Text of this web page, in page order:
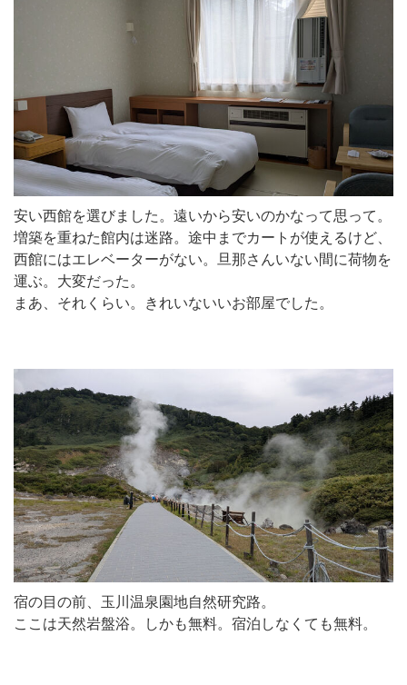
安い西館を選びました。遠いから安いのかなって思って。
増築を重ねた館内は迷路。途中までカートが使えるけど、
西館にはエレベーターがない。旦那さんいない間に荷物を
運ぶ。大変だった。
まあ、それくらい。きれいないいお部屋でした。
宿の目の前、玉川温泉園地自然研究路。
ここは天然岩盤浴。しかも無料。宿泊しなくても無料。